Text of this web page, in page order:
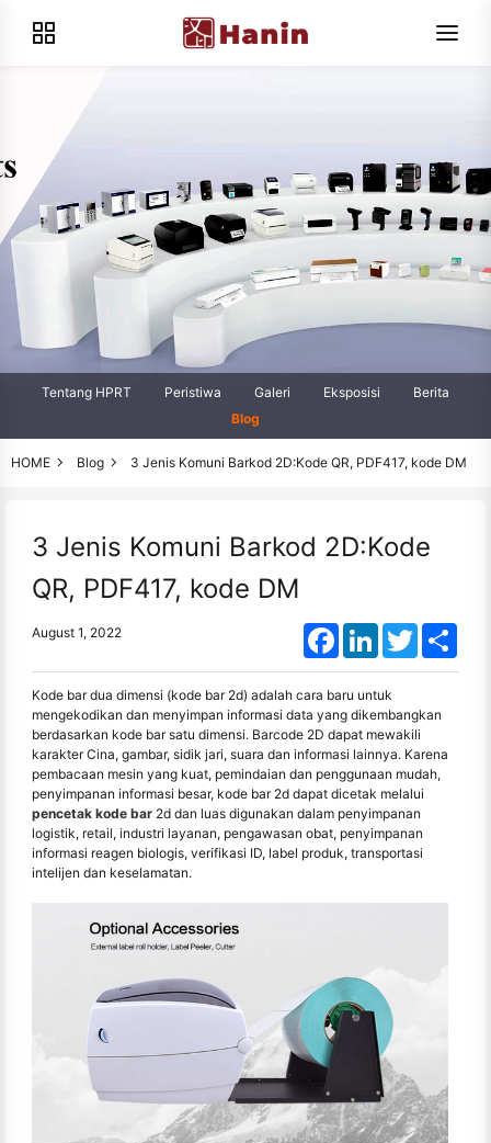
Tentang HPRT Peristiwa Galeri Eksposisi
Berita
Blog
HOME Blog 3 Jenis Komuni Barkod 2D:Kode QR, PDF417, kode DM
3 Jenis Komuni Barkod 2D:Kode
QR, PDF417, kode DM
August 1, 2022 FacebookLinkedInTwitter
Kode bar dua dimensi (kode bar 2d) adalah cara baru untuk
mengekodikan dan menyimpan informasi data yang dikembangkan
berdasarkan kode bar satu dimensi. Barcode 2D dapat mewakili
karakter Cina, gambar, sidik jari, suara dan informasi lainnya. Karena
pembacaan mesin yang kuat, pemindaian dan penggunaan mudah,
penyimpanan informasi besar, kode bar 2d dapat dicetak melalui
pencetak kode bar 2d dan luas digunakan dalam penyimpanan
logistik, retail, industri layanan, pengawasan obat, penyimpanan
informasi reagen biologis, verifikasi ID, label produk, transportasi
intelijen dan keselamatan.